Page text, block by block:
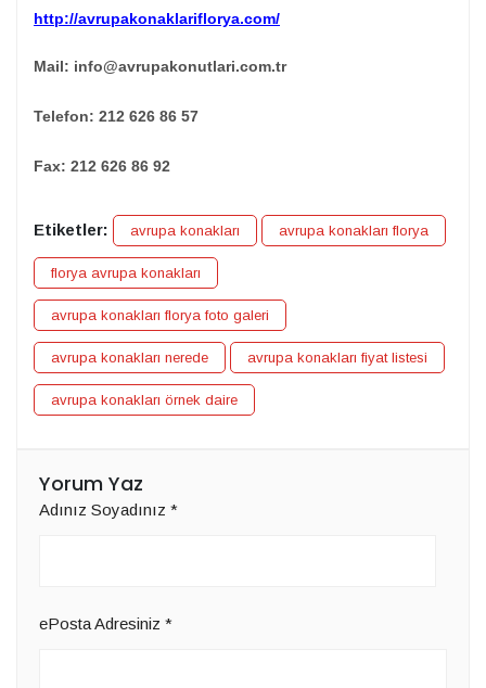
http://avrupakonaklariflorya.com/
Mail: info@avrupakonutlari.com.tr
Telefon: 212 626 86 57
Fax: 212 626 86 92
Etiketler: avrupa konakları avrupa konakları florya
florya avrupa konakları
avrupa konakları florya foto galeri
avrupa konakları nerede avrupa konakları fiyat listesi
avrupa konakları örnek daire
Yorum Yaz
Adınız Soyadınız *
ePosta Adresiniz *